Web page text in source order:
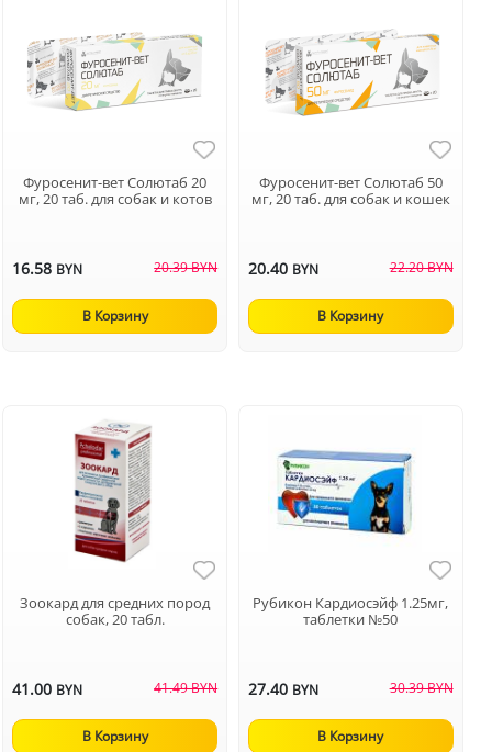
Фуросенит-вет Солютаб 20
мг, 20 таб. для собак и котов
16.58 BYN 20.39 BYN
В Корзину
Фуросенит-вет Солютаб 50
мг, 20 таб. для собак и кошек
20.40 BYN 22.20 BYN
В Корзину
Зоокард для средних пород
собак, 20 табл.
41.00 BYN 41.49 BYN
В Корзину
Рубикон Кардиосэйф 1.25мг,
таблетки №50
27.40 BYN 30.39 BYN
В Корзину